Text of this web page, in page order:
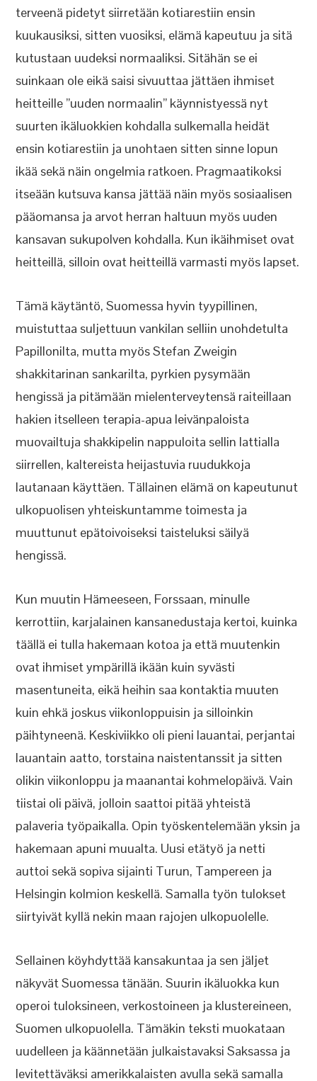
terveenä pidetyt siirretään kotiarestiin ensin
kuukausiksi, sitten vuosiksi, elämä kapeutuu ja sitä
kutustaan uudeksi normaaliksi. Sitähän se ei
suinkaan ole eikä saisi sivuuttaa jättäen ihmiset
heitteille ”uuden normaalin” käynnistyessä nyt
suurten ikäluokkien kohdalla sulkemalla heidät
ensin kotiarestiin ja unohtaen sitten sinne lopun
ikää sekä näin ongelmia ratkoen. Pragmaatikoksi
itseään kutsuva kansa jättää näin myös sosiaalisen
pääomansa ja arvot herran haltuun myös uuden
kansavan sukupolven kohdalla. Kun ikäihmiset ovat
heitteillä, silloin ovat heitteillä varmasti myös lapset.
Tämä käytäntö, Suomessa hyvin tyypillinen,
muistuttaa suljettuun vankilan selliin unohdetulta
Papillonilta, mutta myös Stefan Zweigin
shakkitarinan sankarilta, pyrkien pysymään
hengissä ja pitämään mielenterveytensä raiteillaan
hakien itselleen terapia-apua leivänpaloista
muovailtuja shakkipelin nappuloita sellin lattialla
siirrellen, kaltereista heijastuvia ruudukkoja
lautanaan käyttäen. Tällainen elämä on kapeutunut
ulkopuolisen yhteiskuntamme toimesta ja
muuttunut epätoivoiseksi taisteluksi säilyä
hengissä.
Kun muutin Hämeeseen, Forssaan, minulle
kerrottiin, karjalainen kansanedustaja kertoi, kuinka
täällä ei tulla hakemaan kotoa ja että muutenkin
ovat ihmiset ympärillä ikään kuin syvästi
masentuneita, eikä heihin saa kontaktia muuten
kuin ehkä joskus viikonloppuisin ja silloinkin
päihtyneenä. Keskiviikko oli pieni lauantai, perjantai
lauantain aatto, torstaina naistentanssit ja sitten
olikin viikonloppu ja maanantai kohmelopäivä. Vain
tiistai oli päivä, jolloin saattoi pitää yhteistä
palaveria työpaikalla. Opin työskentelemään yksin ja
hakemaan apuni muualta. Uusi etätyö ja netti
auttoi sekä sopiva sijainti Turun, Tampereen ja
Helsingin kolmion keskellä. Samalla työn tulokset
siirtyivät kyllä nekin maan rajojen ulkopuolelle.
Sellainen köyhdyttää kansakuntaa ja sen jäljet
näkyvät Suomessa tänään. Suurin ikäluokka kun
operoi tuloksineen, verkostoineen ja klustereineen,
Suomen ulkopuolella. Tämäkin teksti muokataan
uudelleen ja käännetään julkaistavaksi Saksassa ja
levitettäväksi amerikkalaisten avulla sekä samalla